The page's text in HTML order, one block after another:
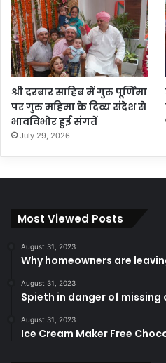
श्री दरबार साहिब में गुरु पूर्णिमा
पर गुरु महिमा के दिव्य संदेश से
भावविभोर हुई संगतें
July 29, 2026
Most Viewed Posts
August 31, 2023
Why homeowners are
August 31, 2023
Spieth in danger of missing
August 31, 2023
Ice Cream Maker Free